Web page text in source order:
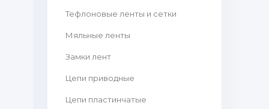
Тефлоновые ленты и сетки
Мяльные ленты
Замки лент
Цепи приводные
Цепи пластинчатые